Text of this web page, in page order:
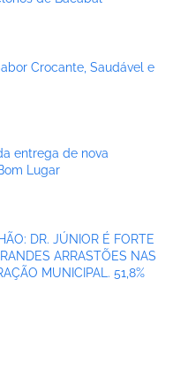
Crocante, Saudável e
entrega de nova
Lugar
DR. JÚNIOR É FORTE
ARRASTÕES NAS
MUNICIPAL. 51,8%